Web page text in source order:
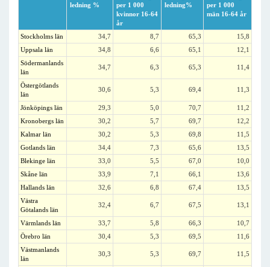
ledning %
per 1 000
kvinnor 16-64
år
ledning%
per 1 000
män 16-64 år
Stockholms län 34,7 8,7 65,3
15,8
Uppsala län
34,8 6,6 65,1
12,1
Södermanlands
län
34,7 6,3 65,3 11,4
Östergötlands
län
30,6 5,3 69,4 11,3
Jönköpings län 29,3 5,0 70,7
11,2
Kronobergs län
30,2 5,7 69,7
12,2
Kalmar län
30,2 5,3 69,8
11,5
Gotlands län
34,4 7,3 65,6
13,5
Blekinge län
33,0 5,5 67,0
10,0
Skåne län
33,9 7,1 66,1
13,6
Hallands län
32,6 6,8 67,4
13,5
Västra
Götalands län
32,4 6,7 67,5 13,1
Värmlands län 33,7 5,8 66,3
10,7
Örebro län
30,4 5,3 69,5
11,6
Västmanlands
län
30,3 5,3 69,7 11,5